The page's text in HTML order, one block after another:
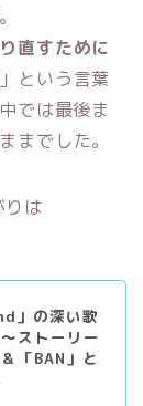
直すために
という言葉
では最後ま
までした。
は
」の深い歌
ストーリー
「BAN」と